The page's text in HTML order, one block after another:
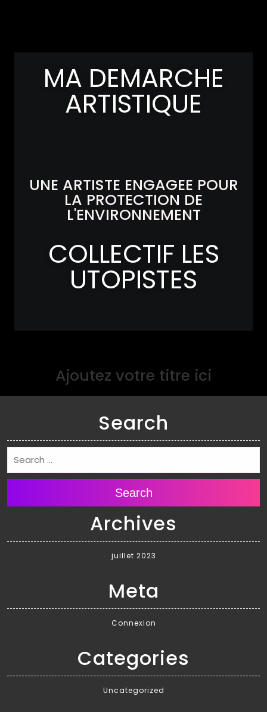
MA DEMARCHE
ARTISTIQUE
UNE ARTISTE ENGAGEE POUR
LA PROTECTION DE
L'ENVIRONNEMENT
COLLECTIF LES
UTOPISTES
Ajoutez votre titre ici
Search
Search
Archives
juillet 2023
Meta
Connexion
Categories
Uncategorized